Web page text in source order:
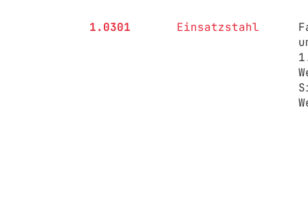
1.0301 Einsatzstahl